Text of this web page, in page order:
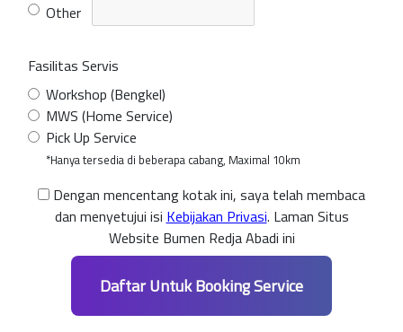
Other
Fasilitas Servis
Workshop (Bengkel)
MWS (Home Service)
Pick Up Service
*Hanya tersedia di beberapa cabang, Maximal 10km
Dengan mencentang kotak ini, saya telah membaca
dan menyetujui isi Kebijakan Privasi. Laman Situs
Website Bumen Redja Abadi ini
Daftar Untuk Booking Service